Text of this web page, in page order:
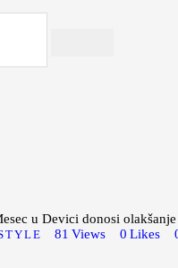
u Devici donosi
81 Views 0 Likes